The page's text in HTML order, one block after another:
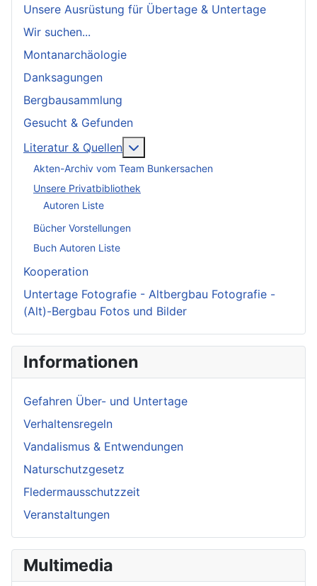
Unsere Ausrüstung für Übertage & Untertage
Wir suchen...
Montanarchäologie
Danksagungen
Bergbausammlung
Gesucht & Gefunden
Literatur & Quellen
Akten-Archiv vom Team Bunkersachen
Unsere Privatbibliothek
Autoren Liste
Bücher Vorstellungen
Buch Autoren Liste
Kooperation
Untertage Fotografie - Altbergbau Fotografie -
(Alt)-Bergbau Fotos und Bilder
Informationen
Gefahren Über- und Untertage
Verhaltensregeln
Vandalismus & Entwendungen
Naturschutzgesetz
Fledermausschutzzeit
Veranstaltungen
Multimedia